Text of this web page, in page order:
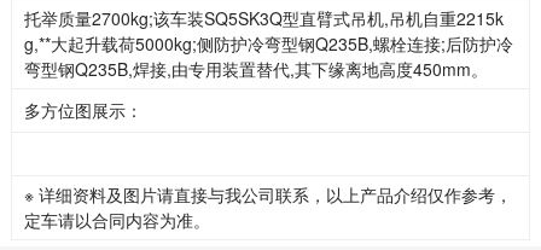
托举质量2700kg;该车装SQ5SK3Q型直臂式吊机,吊机自重2215k
g,**大起升载荷5000kg;侧防护冷弯型钢Q235B,螺栓连接;后防护冷
弯型钢Q235B,焊接,由专用装置替代,其下缘离地高度450mm。
多方位图展示：
※ 详细资料及图片请直接与我公司联系，以上产品介绍仅作参考，
定车请以合同内容为准。